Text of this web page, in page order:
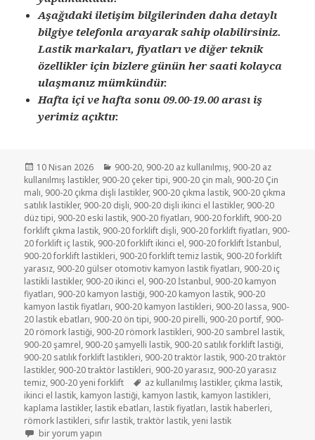
Aşağıdaki iletişim bilgilerinden daha detaylı
bilgiye telefonla arayarak sahip olabilirsiniz.
Lastik markaları, fiyatları ve diğer teknik
özellikler için bizlere günün her saati kolayca
ulaşmanız mümkündür.
Hafta içi ve hafta sonu 09.00-19.00 arası iş
yerimiz açıktır.
Yayın
tarihi
10 Nisan 2026 Kategoriler
900-20, 900-20 az kullanılmış, 900-20 az
kullanılmış lastikler, 900-20 çeker tipi, 900-20 çin malı, 900-20 Çin
malı, 900-20 çıkma dişli lastikler, 900-20 çıkma lastik, 900-20 çıkma
satılık lastikler, 900-20 dişli, 900-20 dişli ikinci el lastikler, 900-20
düz tipi, 900-20 eski lastik, 900-20 fiyatları, 900-20 forklift, 900-20
forklift çıkma lastik, 900-20 forklift dişli, 900-20 forklift fiyatları, 900-
20 forklift iç lastik, 900-20 forklift ikinci el, 900-20 forklift İstanbul,
900-20 forklift lastikleri, 900-20 forklift temiz lastik, 900-20 forklift
yarasız, 900-20 gülser otomotiv kamyon lastik fiyatları, 900-20 iç
lastikli lastikler, 900-20 ikinci el, 900-20 İstanbul, 900-20 kamyon
fiyatları, 900-20 kamyon lastiği, 900-20 kamyon lastik, 900-20
kamyon lastik fiyatları, 900-20 kamyon lastikleri, 900-20 lassa, 900-
20 lastik ebatları, 900-20 ön tipi, 900-20 pirelli, 900-20 portif, 900-
20 römork lastiği, 900-20 römork lastikleri, 900-20 sambrel lastik,
900-20 şamrel, 900-20 şamyelli lastik, 900-20 satılık forklift lastiği,
900-20 satılık forklift lastikleri, 900-20 traktör lastik, 900-20 traktör
lastikler, 900-20 traktör lastikleri, 900-20 yarasız, 900-20 yarasız
temiz, 900-20 yeni forklift Etiketler
az kullanılmış lastikler, çıkma lastik,
ikinci el lastik, kamyon lastiği, kamyon lastik, kamyon lastikleri,
kaplama lastikler, lastik ebatları, lastik fiyatları, lastik haberleri,
römork lastikleri, sıfır lastik,traktör lastik,yeni lastik
900-20 RÖMORK LASTİĞİ için
bir yorum yapın